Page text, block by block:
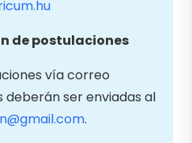
de postulaciones
vía correo
ser enviadas al
.